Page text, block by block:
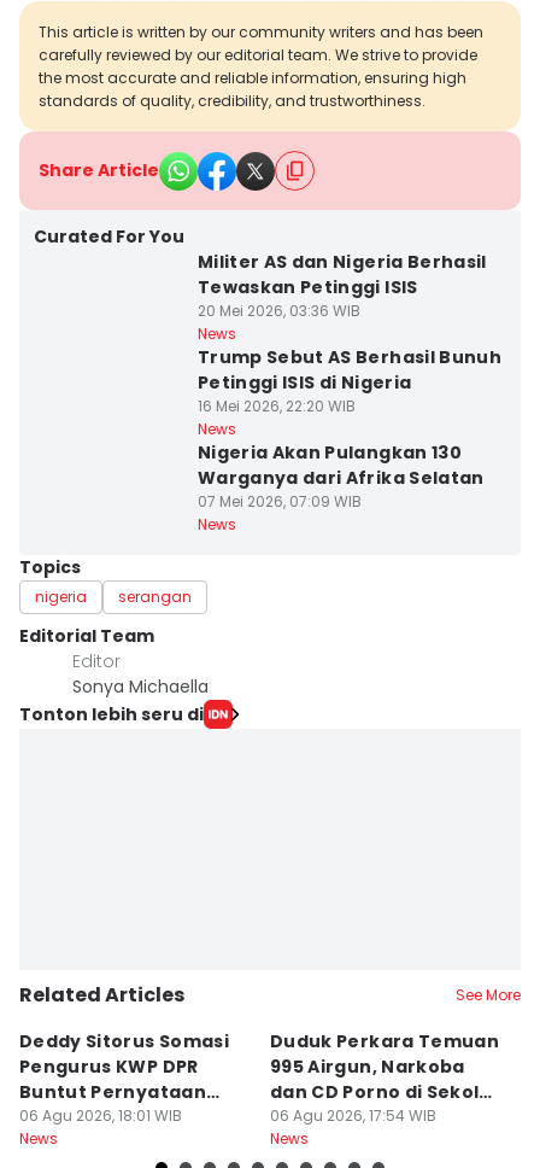
This article is written by our community writers and has been
carefully reviewed by our editorial team. We strive to provide
the most accurate and reliable information, ensuring high
standards of quality, credibility, and trustworthiness.
Share Article
Curated For You
Militer AS dan Nigeria Berhasil
Tewaskan Petinggi ISIS
20 Mei 2026, 03:36 WIB
News
Trump Sebut AS Berhasil Bunuh
Petinggi ISIS di Nigeria
16 Mei 2026, 22:20 WIB
News
Nigeria Akan Pulangkan 130
Warganya dari Afrika Selatan
07 Mei 2026, 07:09 WIB
News
Topics
nigeria serangan
Editorial Team
Editor
Sonya Michaella
Tonton lebih seru di
Related Articles See More
Deddy Sitorus Somasi
Pengurus KWP DPR
Buntut Pernyataan
Sirkus
06 Agu 2026, 18:01 WIB
News
Duduk Perkara Temuan
995 Airgun, Narkoba
dan CD Porno di Sekolah
Jaksel
06 Agu 2026, 17:54 WIB
News